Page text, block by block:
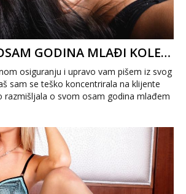
PRIVLAČI ME OSAM GODINA MLAĐI KOLEGA 1
osiguranju i upravo vam pišem iz svog
sam se teško koncentrirala na klijente
razmišljala o svom osam godina mlađem